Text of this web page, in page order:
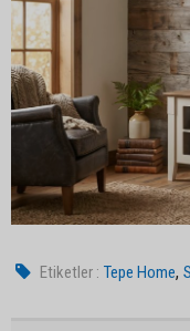
Etiketler : Tepe Home,